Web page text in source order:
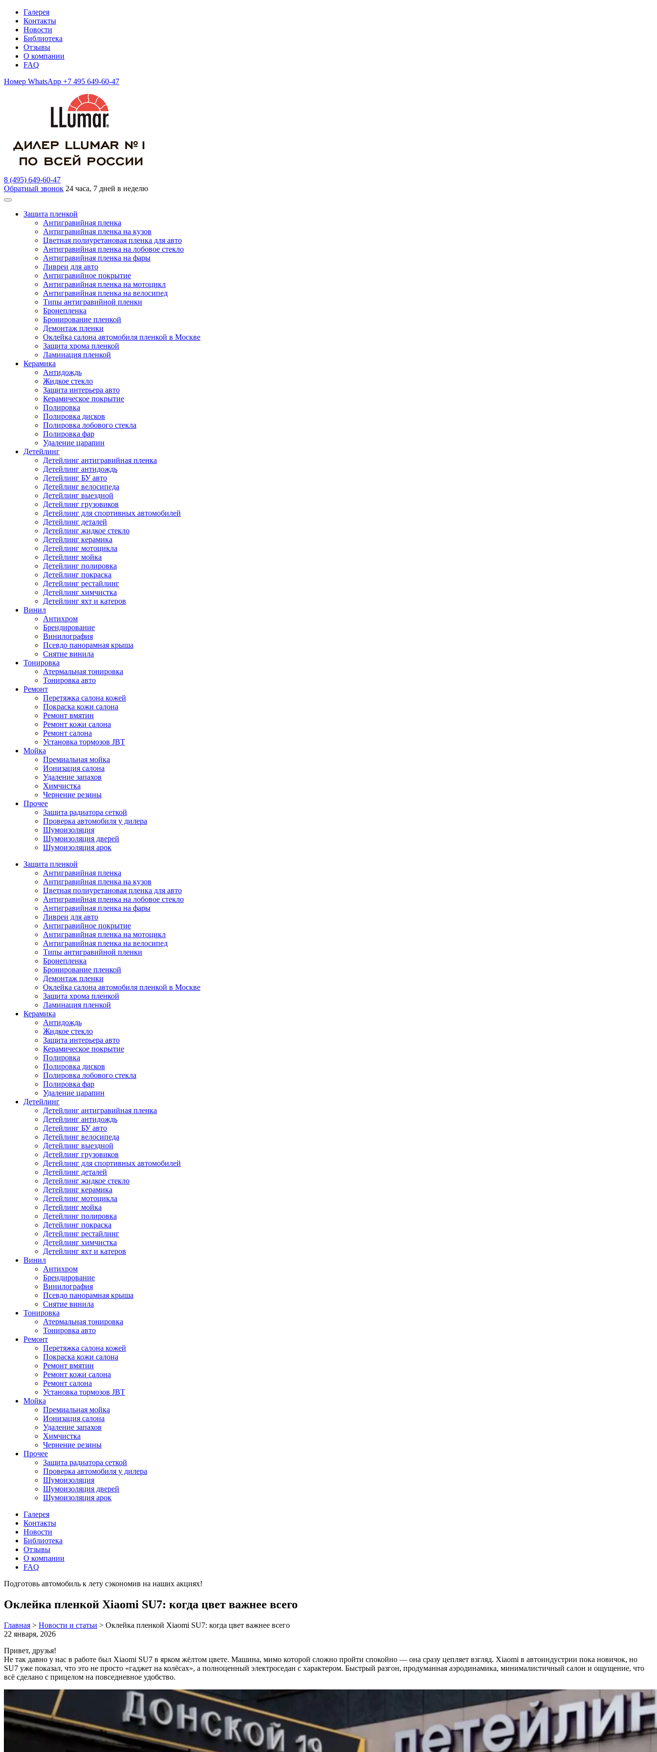
Галерея
Контакты
Новости
Библиотека
Отзывы
О компании
FAQ
Номер WhatsApp +7 495 649-60-47
8 (495) 649-60-47
Обратный звонок 24 часа, 7 дней в неделю
Защита пленкой
Антигравийная пленка
Антигравийная пленка на кузов
Цветная полиуретановая пленка для авто
Антигравийная пленка на лобовое стекло
Антигравийная пленка на фары
Ливреи для авто
Антигравийное покрытие
Антигравийная пленка на мотоцикл
Антигравийная пленка на велосипед
Типы антигравийной пленки
Бронепленка
Бронирование пленкой
Демонтаж пленки
Оклейка салона автомобиля пленкой в Москве
Защита хрома пленкой
Ламинация пленкой
Керамика
Антидождь
Жидкое стекло
Защита интерьера авто
Керамическое покрытие
Полировка
Полировка дисков
Полировка лобового стекла
Полировка фар
Удаление царапин
Детейлинг
Детейлинг антигравийная пленка
Детейлинг антидождь
Детейлинг БУ авто
Детейлинг велосипеда
Детейлинг выездной
Детейлинг грузовиков
Детейлинг для спортивных автомобилей
Детейлинг деталей
Детейлинг жидкое стекло
Детейлинг керамика
Детейлинг мотоцикла
Детейлинг мойка
Детейлинг полировка
Детейлинг покраска
Детейлинг рестайлинг
Детейлинг химчистка
Детейлинг яхт и катеров
Винил
Антихром
Брендирование
Винилография
Псевдо панорамная крыша
Снятие винила
Тонировка
Атермальная тонировка
Тонировка авто
Ремонт
Перетяжка салона кожей
Покраска кожи салона
Ремонт вмятин
Ремонт кожи салона
Ремонт салона
Установка тормозов JBT
Мойка
Премиальная мойка
Ионизация салона
Удаление запахов
Химчистка
Чернение резины
Прочее
Защита радиатора сеткой
Проверка автомобиля у дилера
Шумоизоляция
Шумоизоляция дверей
Шумоизоляция арок
Защита пленкой
Антигравийная пленка
Антигравийная пленка на кузов
Цветная полиуретановая пленка для авто
Антигравийная пленка на лобовое стекло
Антигравийная пленка на фары
Ливреи для авто
Антигравийное покрытие
Антигравийная пленка на мотоцикл
Антигравийная пленка на велосипед
Типы антигравийной пленки
Бронепленка
Бронирование пленкой
Демонтаж пленки
Оклейка салона автомобиля пленкой в Москве
Защита хрома пленкой
Ламинация пленкой
Керамика
Антидождь
Жидкое стекло
Защита интерьера авто
Керамическое покрытие
Полировка
Полировка дисков
Полировка лобового стекла
Полировка фар
Удаление царапин
Детейлинг
Детейлинг антигравийная пленка
Детейлинг антидождь
Детейлинг БУ авто
Детейлинг велосипеда
Детейлинг выездной
Детейлинг грузовиков
Детейлинг для спортивных автомобилей
Детейлинг деталей
Детейлинг жидкое стекло
Детейлинг керамика
Детейлинг мотоцикла
Детейлинг мойка
Детейлинг полировка
Детейлинг покраска
Детейлинг рестайлинг
Детейлинг химчистка
Детейлинг яхт и катеров
Винил
Антихром
Брендирование
Винилография
Псевдо панорамная крыша
Снятие винила
Тонировка
Атермальная тонировка
Тонировка авто
Ремонт
Перетяжка салона кожей
Покраска кожи салона
Ремонт вмятин
Ремонт кожи салона
Ремонт салона
Установка тормозов JBT
Мойка
Премиальная мойка
Ионизация салона
Удаление запахов
Химчистка
Чернение резины
Прочее
Защита радиатора сеткой
Проверка автомобиля у дилера
Шумоизоляция
Шумоизоляция дверей
Шумоизоляция арок
Галерея
Контакты
Новости
Библиотека
Отзывы
О компании
FAQ
Подготовь автомобиль к лету сэкономив на наших акциях!
Оклейка пленкой Xiaomi SU7: когда цвет важнее всего
Главная > Новости и статьи > Оклейка пленкой Xiaomi SU7: когда цвет важнее всего
22 января, 2026
Привет, друзья!
Не так давно у нас в работе был Xiaomi SU7 в ярком жёлтом цвете. Машина, мимо которой сложно пройти спокойно — она сразу цепляет взгляд. Xiaomi в автоиндустрии пока новичок, но
SU7 уже показал, что это не просто «гаджет на колёсах», а полноценный электроседан с характером. Быстрый разгон, продуманная аэродинамика, минималистичный салон и ощущение, что
всё сделано с прицелом на повседневное удобство.